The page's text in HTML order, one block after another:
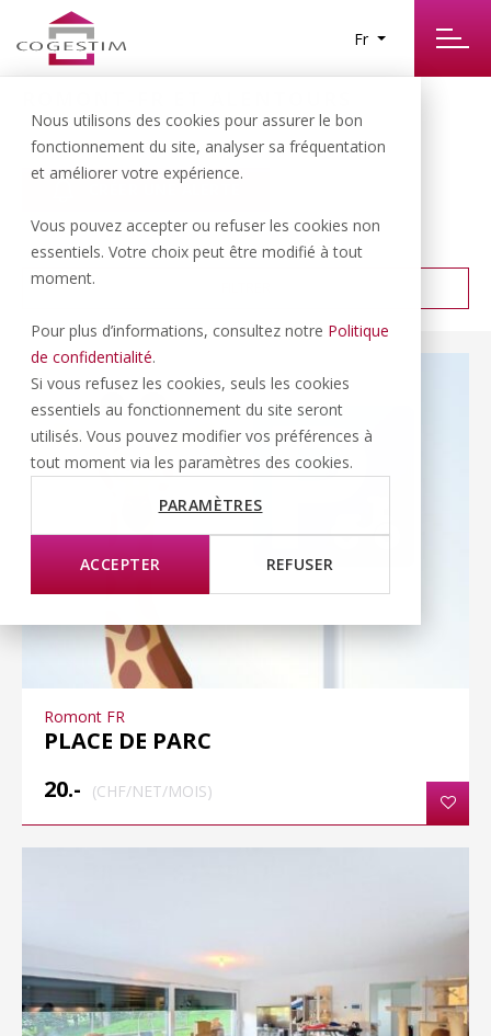
Nous utilisons des cookies pour assurer le bon
fonctionnement du site, analyser sa fréquentation
et améliorer votre expérience.
Vous pouvez accepter ou refuser les cookies non
essentiels. Votre choix peut être modifié à tout
moment.
Pour plus d’informations, consultez notre Politique
de confidentialité.
Si vous refusez les cookies, seuls les cookies
essentiels au fonctionnement du site seront
utilisés. Vous pouvez modifier vos préférences à
tout moment via les paramètres des cookies.
PARAMÈTRES
ACCEPTER REFUSER
Fr
4RÉSULTATS TROUVÉS
CRÉER UNE ALERTE
TRIER PAR : PRIX CROISSANT
Romont FR
PLACE DE PARC
20.-
(CHF/NET/MOIS)